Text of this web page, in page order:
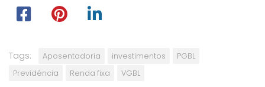
Tags: Aposentadoria investimentos
PGBL
Previdência
Renda fixa VGBL